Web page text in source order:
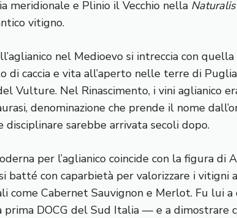
meridionale e Plinio il Vecchio nella
vitigno.
nel Medioevo si intreccia con
di caccia e vita all’aperto nelle terre di
Vulture. Nel Rinascimento, i vini aglianico
denominazione che prende il nome
disciplinare sarebbe arrivata secoli dopo.
per l’aglianico coincide con la figura
batté con caparbietà per valorizzare i
come Cabernet Sauvignon e Merlot. Fu lui
DOCG del Sud Italia — e a dimostrare